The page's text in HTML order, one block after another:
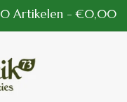
0 Artikelen - €0,00